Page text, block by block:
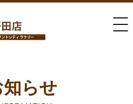
知らせ